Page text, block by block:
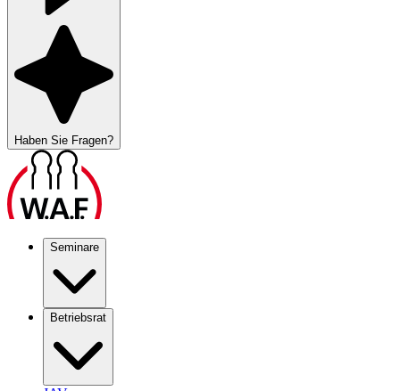
Haben Sie Fragen?
Seminare
Betriebsrat